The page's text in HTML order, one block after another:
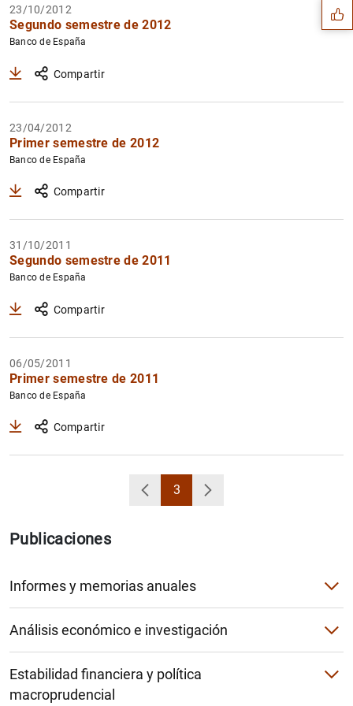
Publicaciones
Informes y memorias anuales
Informe Anual
Cuentas Anuales
Análisis económico e investigación
Boletín Económico
Proyecciones macroeconómicas e informe trimestral de
Estabilidad financiera y política
macroprudencial
23/10/2012
Segundo semestre de 2012
Banco de España
Compartir
23/04/2012
Primer semestre de 2012
Banco de España
Compartir
31/10/2011
Segundo semestre de 2011
Banco de España
Compartir
06/05/2011
Primer semestre de 2011
Banco de España
Compartir
VolverPágina
3
Siguiente